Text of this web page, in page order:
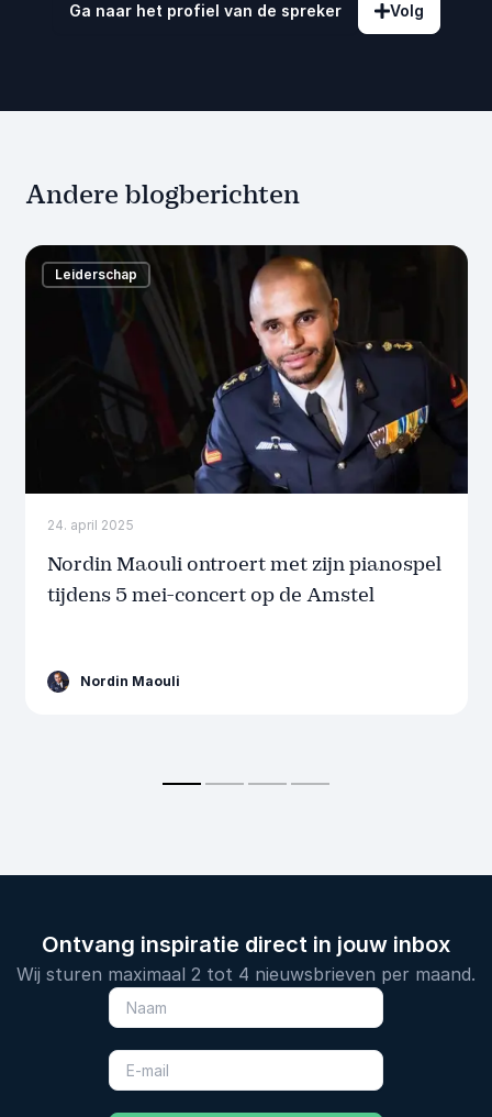
Ga naar het profiel van de spreker Volg
Andere blogberichten
24. april 2025
Nordin Maouli ontroert met zijn pianospel
tijdens 5 mei-concert op de Amstel
Leiderschap
Nordin Maouli
Ontvang inspiratie direct in jouw inbox
Wij sturen maximaal 2 tot 4 nieuwsbrieven per maand.